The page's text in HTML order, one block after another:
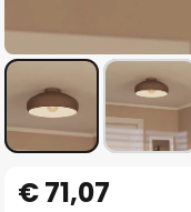
naar
€ 71,07